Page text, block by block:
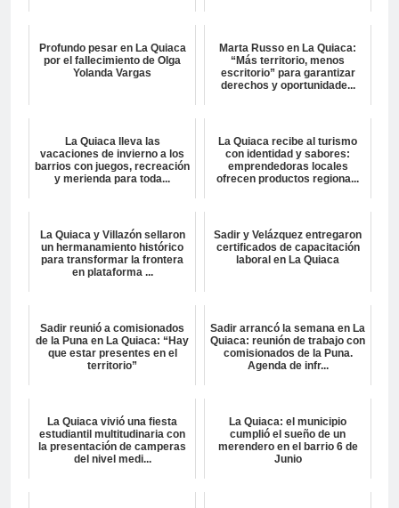
Profundo pesar en La Quiaca
por el fallecimiento de Olga
Yolanda Vargas
Marta Russo en La Quiaca:
“Más territorio, menos
escritorio” para garantizar
derechos y oportunidade...
La Quiaca lleva las
vacaciones de invierno a los
barrios con juegos, recreación
y merienda para toda...
La Quiaca recibe al turismo
con identidad y sabores:
emprendedoras locales
ofrecen productos regiona...
La Quiaca y Villazón sellaron
un hermanamiento histórico
para transformar la frontera
en plataforma ...
Sadir y Velázquez entregaron
certificados de capacitación
laboral en La Quiaca
Sadir reunió a comisionados
de la Puna en La Quiaca: “Hay
que estar presentes en el
territorio”
Sadir arrancó la semana en La
Quiaca: reunión de trabajo con
comisionados de la Puna.
Agenda de infr...
La Quiaca vivió una fiesta
estudiantil multitudinaria con
la presentación de camperas
del nivel medi...
La Quiaca: el municipio
cumplió el sueño de un
merendero en el barrio 6 de
Junio